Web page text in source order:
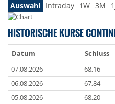
Auswahl Intraday 1W 3M
HISTORISCHE KURSE
Datum Schluss
07.08.2026
68,16
06.08.2026
67,84
05.08.2026
68,20